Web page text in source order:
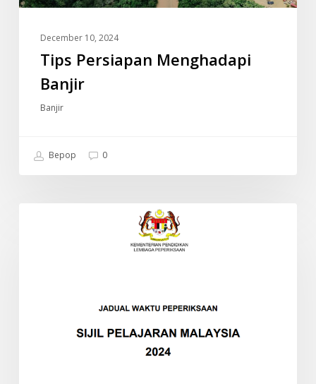
December 10, 2024
Tips Persiapan Menghadapi
Banjir
Banjir
Bepop 0